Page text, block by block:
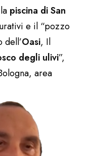
piscina di San
e il “pozzo
dell’Oasi, Il
degli ulivi”,
area